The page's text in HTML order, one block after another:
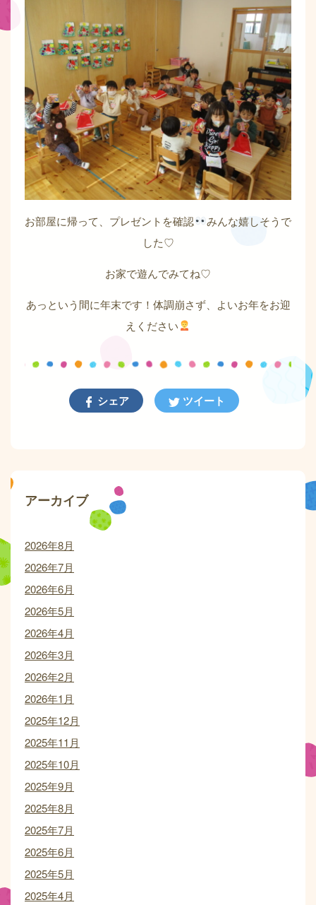
お部屋に帰って、プレゼントを確認
みんな嬉しそうで
した♡
お家で遊んでみてね♡
あっという間に年末です！体調崩さず、よいお年をお迎
えください
シェア ツイート
アーカイブ
2026年8月
2026年7月
2026年6月
2026年5月
2026年4月
2026年3月
2026年2月
2026年1月
2025年12月
2025年11月
2025年10月
2025年9月
2025年8月
2025年7月
2025年6月
2025年5月
2025年4月